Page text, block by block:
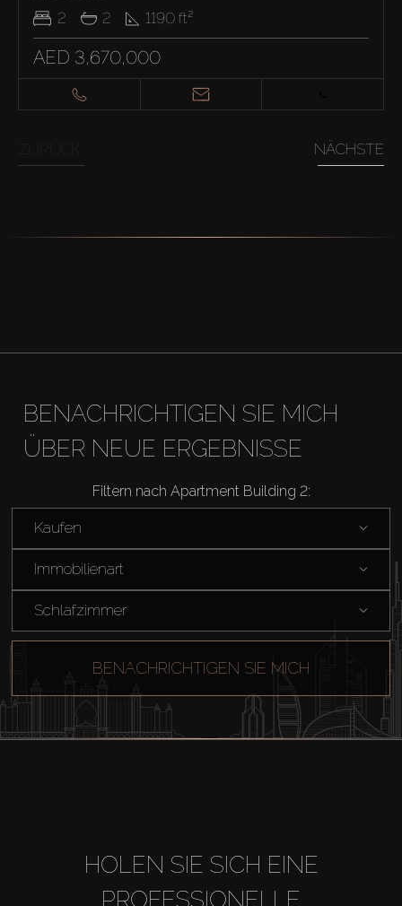
2
2 1190 ft²
AED 3,670,000
NÄCHSTE
BENACHRICHTIGEN SIE MICH
ÜBER NEUE ERGEBNISSE
Filtern nach Apartment Building 2:
Kaufen
Immobilienart
Schlafzimmer
BENACHRICHTIGEN SIE MICH
HOLEN SIE SICH EINE
PROFESSIONELLE